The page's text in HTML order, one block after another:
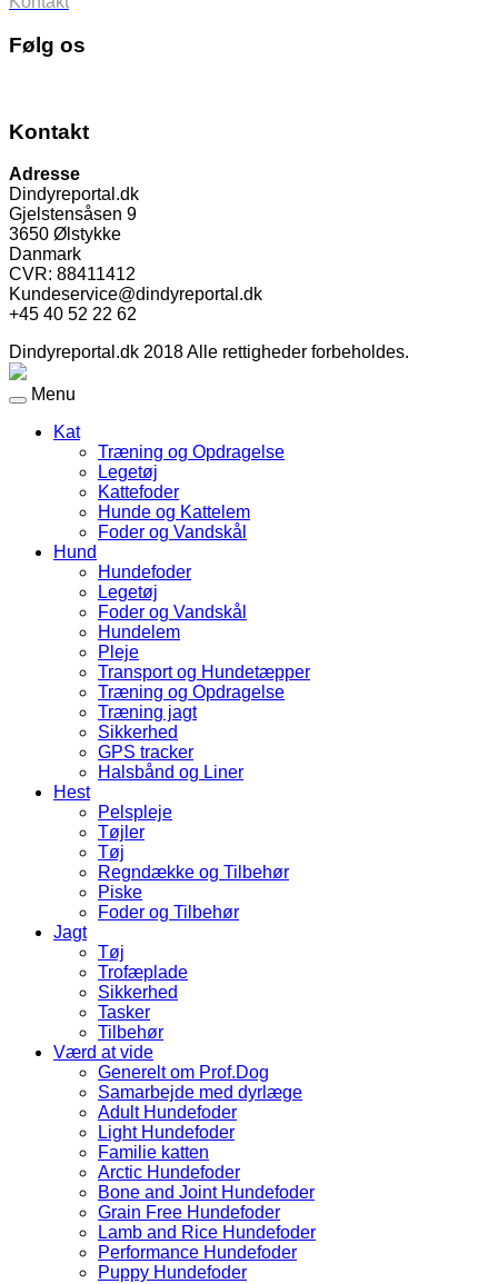
Følg os
Kontakt
Adresse
Dindyreportal.dk
Gjelstensåsen 9
3650 Ølstykke
Danmark
CVR: 88411412
Kundeservice@dindyreportal.dk
+45 40 52 22 62
Dindyreportal.dk 2018 Alle rettigheder forbeholdes.
Menu
Kat
Træning og Opdragelse
Legetøj
Kattefoder
Hunde og Kattelem
Foder og Vandskål
Hund
Hundefoder
Legetøj
Foder og Vandskål
Hundelem
Pleje
Transport og Hundetæpper
Træning og Opdragelse
Træning jagt
Sikkerhed
GPS tracker
Halsbånd og Liner
Hest
Pelspleje
Tøjler
Tøj
Regndække og Tilbehør
Piske
Foder og Tilbehør
Jagt
Tøj
Trofæplade
Sikkerhed
Tasker
Tilbehør
Værd at vide
Generelt om Prof.Dog
Samarbejde med dyrlæge
Adult Hundefoder
Light Hundefoder
Familie katten
Arctic Hundefoder
Bone and Joint Hundefoder
Grain Free Hundefoder
Lamb and Rice Hundefoder
Performance Hundefoder
Puppy Hundefoder